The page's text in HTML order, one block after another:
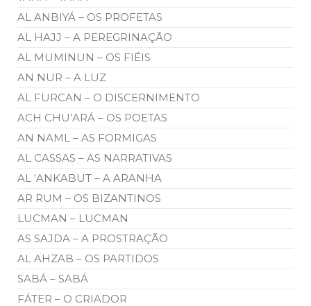
AL ANBIYÁ – OS PROFETAS
AL HAJJ – A PEREGRINAÇÃO
AL MUMINUN – OS FIÉIS
AN NUR – A LUZ
AL FURCAN – O DISCERNIMENTO
ACH CHU’ARÁ – OS POETAS
AN NAML – AS FORMIGAS
AL CASSAS – AS NARRATIVAS
AL ‘ANKABUT – A ARANHA
AR RUM – OS BIZANTINOS
LUCMAN – LUCMAN
AS SAJDA – A PROSTRAÇÃO
AL AHZAB – OS PARTIDOS
SABÁ – SABÁ
FÁTER – O CRIADOR